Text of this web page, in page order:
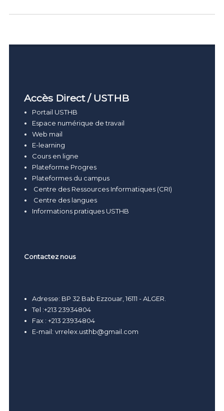
Accès Direct / USTHB
Portail USTHB
Espace numérique de travail
Web mail
E-learning
Cours en ligne
Plateforme Progres
Plateformes du campus
Centre des Ressources Informatiques (CRI)
Centre des langues
Informations pratiques USTHB
Contactez nous
Adresse: BP 32 Bab Ezzouar, 16111 - ALGER.
Tel :+213 23934804
Fax : +213 23934804
E-mail:vrrelex.usthb@gmail.com